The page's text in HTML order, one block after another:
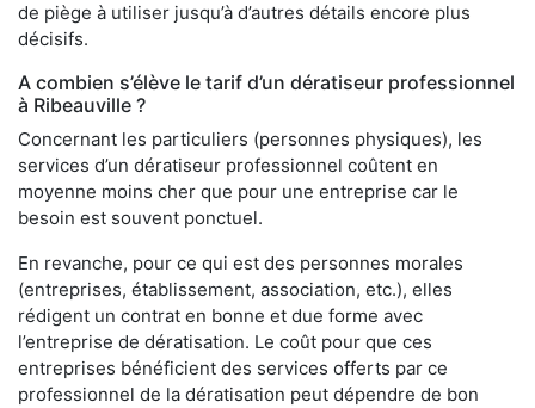
de piège à utiliser jusqu’à d’autres détails encore plus
décisifs.
A combien s’élève le tarif d’un dératiseur professionnel
à Ribeauville ?
Concernant les particuliers (personnes physiques), les
services d’un dératiseur professionnel coûtent en
moyenne moins cher que pour une entreprise car le
besoin est souvent ponctuel.
En revanche, pour ce qui est des personnes morales
(entreprises, établissement, association, etc.), elles
rédigent un contrat en bonne et due forme avec
l’entreprise de dératisation. Le coût pour que ces
entreprises bénéficient des services offerts par ce
professionnel de la dératisation peut dépendre de bon